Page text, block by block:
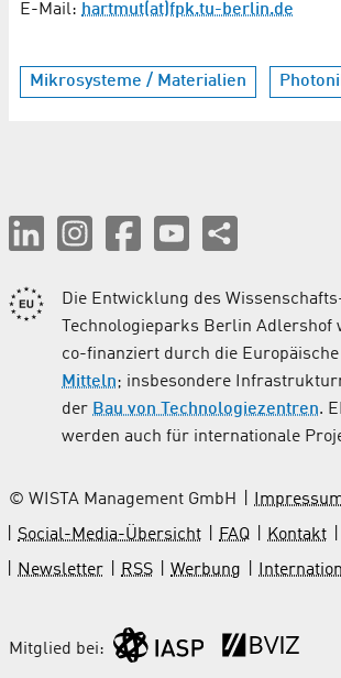
E-Mail: hartmut(at)fpk.tu-berlin.de
Mikrosysteme / Materialien
Die Entwicklung des
Technologieparks Berlin Adlershof
co-finanziert durch die
Mitteln; insbesondere
der Bau von Technologiezentren.
werden auch für internationale
© WISTA Management GmbH
Social-Media-Übersicht
FAQ Kontakt
Newsletter
RSS Werbung
Mitglied bei: